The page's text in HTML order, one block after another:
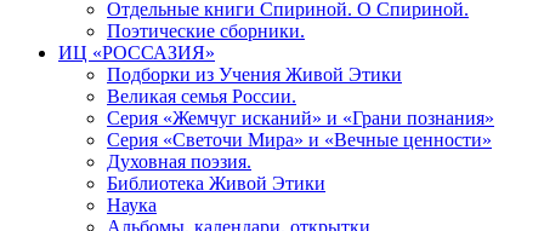
Отдельные книги Спириной. О Спириной.
Поэтические сборники.
ИЦ «РОССАЗИЯ»
Подборки из Учения Живой Этики
Великая семья России.
Серия «Жемчуг исканий» и «Грани познания»
Серия «Светочи Мира» и «Вечные ценности»
Духовная поэзия.
Библиотека Живой Этики
Наука
Альбомы, календари, открытки